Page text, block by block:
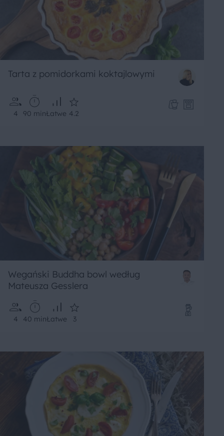
Tarta z pomidorkami koktajlowymi
4 90 minŁatwe 4.2
Wegański Buddha bowl według
Mateusza Gesslera
4 40 minŁatwe 3